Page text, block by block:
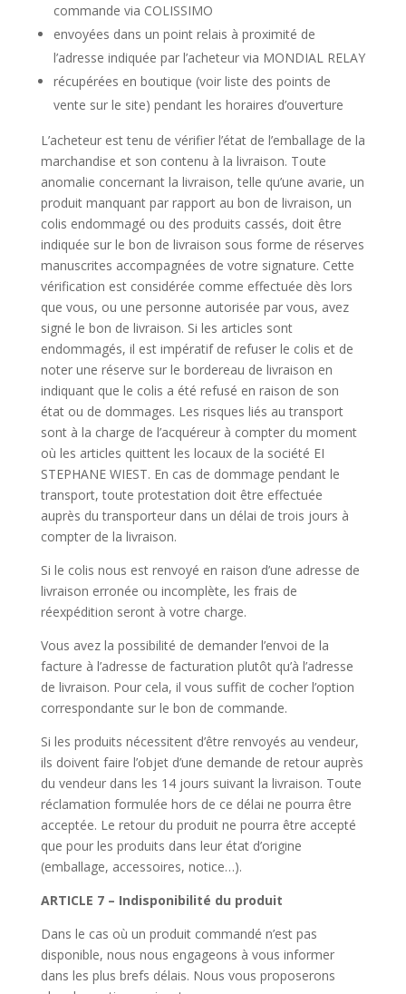
commande via COLISSIMO
envoyées dans un point relais à proximité de
l’adresse indiquée par l’acheteur via MONDIAL RELAY
récupérées en boutique (voir liste des points de
vente sur le site) pendant les horaires d’ouverture
L’acheteur est tenu de vérifier l’état de l’emballage de la
marchandise et son contenu à la livraison. Toute
anomalie concernant la livraison, telle qu’une avarie, un
produit manquant par rapport au bon de livraison, un
colis endommagé ou des produits cassés, doit être
indiquée sur le bon de livraison sous forme de réserves
manuscrites accompagnées de votre signature. Cette
vérification est considérée comme effectuée dès lors
que vous, ou une personne autorisée par vous, avez
signé le bon de livraison. Si les articles sont
endommagés, il est impératif de refuser le colis et de
noter une réserve sur le bordereau de livraison en
indiquant que le colis a été refusé en raison de son
état ou de dommages. Les risques liés au transport
sont à la charge de l’acquéreur à compter du moment
où les articles quittent les locaux de la société EI
STEPHANE WIEST. En cas de dommage pendant le
transport, toute protestation doit être effectuée
auprès du transporteur dans un délai de trois jours à
compter de la livraison.
Si le colis nous est renvoyé en raison d’une adresse de
livraison erronée ou incomplète, les frais de
réexpédition seront à votre charge.
Vous avez la possibilité de demander l’envoi de la
facture à l’adresse de facturation plutôt qu’à l’adresse
de livraison. Pour cela, il vous suffit de cocher l’option
correspondante sur le bon de commande.
Si les produits nécessitent d’être renvoyés au vendeur,
ils doivent faire l’objet d’une demande de retour auprès
du vendeur dans les 14 jours suivant la livraison. Toute
réclamation formulée hors de ce délai ne pourra être
acceptée. Le retour du produit ne pourra être accepté
que pour les produits dans leur état d’origine
(emballage, accessoires, notice…).
ARTICLE 7 – Indisponibilité du produit
Dans le cas où un produit commandé n’est pas
disponible, nous nous engageons à vous informer
dans les plus brefs délais. Nous vous proposerons